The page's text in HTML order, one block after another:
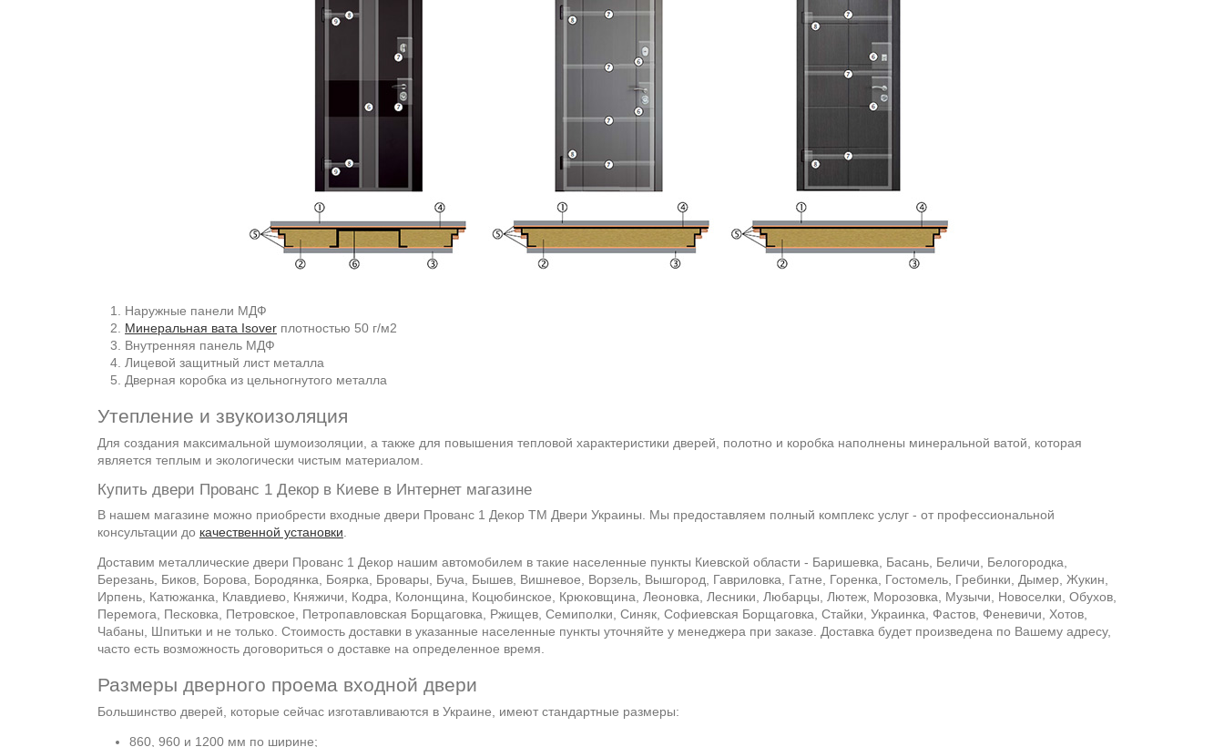
Наружные панели МДФ
Минеральная вата Isover плотностью 50 г/м2
Внутренняя панель МДФ
Лицевой защитный лист металла
Дверная коробка из цельногнутого металла
Утепление и звукоизоляция
Для создания максимальной шумоизоляции, а также для повышения тепловой характеристики дверей, полотно и коробка наполнены минеральной ватой, которая
является теплым и экологически чистым материалом.
Купить двери Прованс 1 Декор в Киеве в Интернет магазине
В нашем магазине можно приобрести входные двери Прованс 1 Декор ТМ Двери Украины. Мы предоставляем полный комплекс услуг - от профессиональной
консультации до качественной установки
Доставим металлические двери Прованс 1 Декор нашим автомобилем в такие населенные пункты Киевской области - Баришевка, Басань, Беличи, Белогородка,
Березань, Биков, Борова, Бородянка, Боярка, Бровары, Буча, Бышев, Вишневое, Ворзель, Вышгород, Гавриловка, Гатне, Горенка, Гостомель, Гребинки, Дымер, Жукин,
Ирпень, Катюжанка, Клавдиево, Княжичи, Кодра, Колонщина, Коцюбинское, Крюковщина, Леоновка, Лесники, Любарцы, Лютеж, Морозовка, Музычи, Новоселки, Обухов,
Перемога, Песковка, Петровское, Петропавловская Борщаговка, Ржищев, Семиполки, Синяк, Софиевская Борщаговка, Стайки, Украинка, Фастов, Феневичи, Хотов,
Чабаны, Шпитьки и не только. Стоимость доставки в указанные населенные пункты уточняйте у менеджера при заказе. Доставка будет произведена по Вашему адресу,
часто есть возможность договориться о доставке на определенное время.
Размеры дверного проема входной двери
Большинство дверей, которые сейчас изготавливаются в Украине, имеют стандартные размеры:
860, 960 и 1200 мм по ширине;